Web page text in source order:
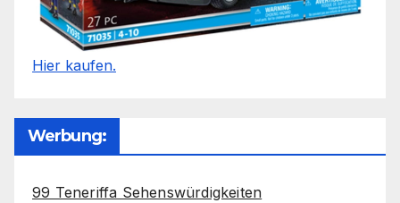
Hier kaufen.
Werbung:
99 Teneriffa Sehenswürdigkeiten